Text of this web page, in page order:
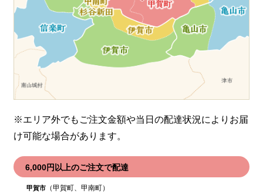
※エリア外でもご注文金額や当日の配達状況により お届
け可能な場合があります。
6,000円以上のご注文で配達
甲賀市 （甲賀町、甲南町）